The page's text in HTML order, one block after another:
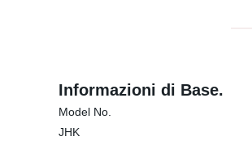
Informazioni di Base.
Model No.
JHK